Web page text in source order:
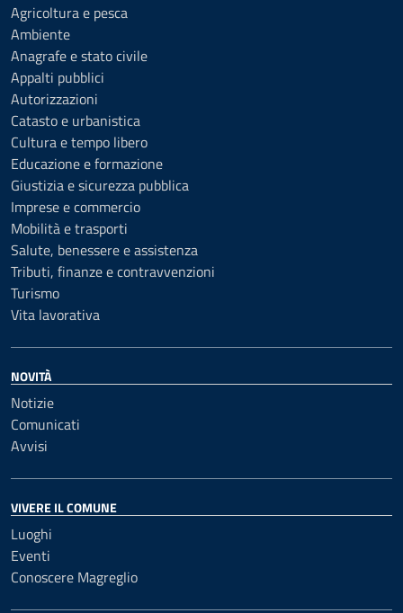
Agricoltura e pesca
Ambiente
Anagrafe e stato civile
Appalti pubblici
Autorizzazioni
Catasto e urbanistica
Cultura e tempo libero
Educazione e formazione
Giustizia e sicurezza pubblica
Imprese e commercio
Mobilità e trasporti
Salute, benessere e assistenza
Tributi, finanze e contravvenzioni
Turismo
Vita lavorativa
NOVITÀ
Notizie
Comunicati
Avvisi
VIVERE IL COMUNE
Luoghi
Eventi
Conoscere Magreglio